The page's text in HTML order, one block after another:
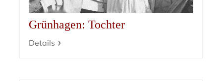
Grünhagen: Tochter
Details